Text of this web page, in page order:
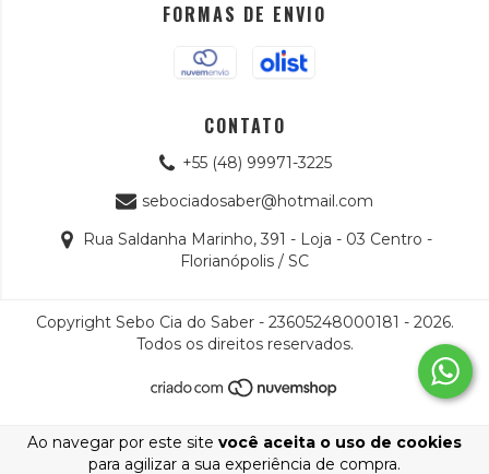
Ao navegar por este site você aceita o uso de cookies
para agilizar a sua experiência de compra.
FORMAS DE ENVIO
CONTATO
+55 (48) 99971-3225
sebociadosaber@hotmail.com
Rua Saldanha Marinho, 391 - Loja - 03 Centro -
Florianópolis / SC
Copyright Sebo Cia do Saber - 23605248000181 - 2026.
Todos os direitos reservados.